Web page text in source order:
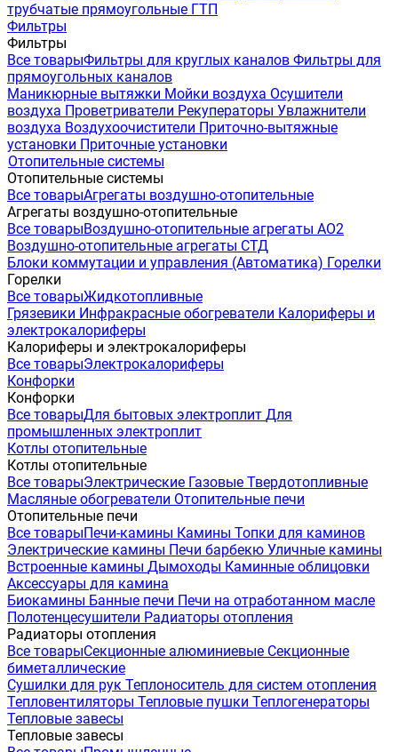
трубчатые прямоугольные ГТП
Фильтры
Фильтры
Все товарыФильтры для круглых каналов Фильтры для
прямоугольных каналов
Маникюрные вытяжки Мойки воздуха Осушители
воздуха Проветриватели Рекуператоры Увлажнители
воздуха Воздухоочистители Приточно-вытяжные
установки Приточные установки
Отопительные системы
Отопительные системы
Все товарыАгрегаты воздушно-отопительные
Агрегаты воздушно-отопительные
Все товарыВоздушно-отопительные агрегаты АО2
Воздушно-отопительные агрегаты СТД
Блоки коммутации и управления (Автоматика) Горелки
Горелки
Все товарыЖидкотопливные
Грязевики Инфракрасные обогреватели Калориферы и
электрокалориферы
Калориферы и электрокалориферы
Все товарыЭлектрокалориферы
Конфорки
Конфорки
Все товарыДля бытовых электроплит Для
промышленных электроплит
Котлы отопительные
Котлы отопительные
Все товарыЭлектрические Газовые Твердотопливные
Масляные обогреватели Отопительные печи
Отопительные печи
Все товарыПечи-камины Камины Топки для каминов
Электрические камины Печи барбекю Уличные камины
Встроенные камины Дымоходы Каминные облицовки
Аксессуары для камина
Биокамины Банные печи Печи на отработанном масле
Полотенцесушители Радиаторы отопления
Радиаторы отопления
Все товарыСекционные алюминиевые Секционные
биметаллические
Сушилки для рук Теплоноситель для систем отопления
Тепловентиляторы Тепловые пушки Теплогенераторы
Тепловые завесы
Тепловые завесы